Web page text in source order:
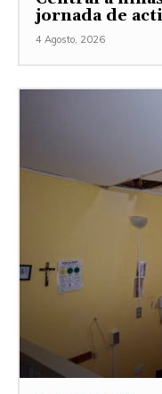
jornada de
4 Agosto, 2026